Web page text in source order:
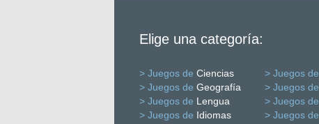
Elige una categoría:
> Juegos de Ciencias > Juegos de
> Juegos de Geografía > Juegos de
> Juegos de Lengua > Juegos de
> Juegos de Idiomas > Juegos de